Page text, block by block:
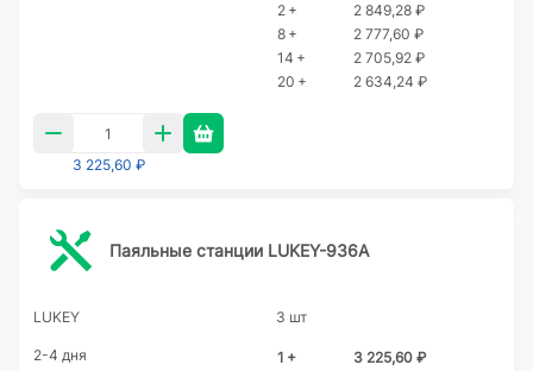
2 +
2 849,28 ₽
8 +
2 777,60 ₽
14 +
2 705,92 ₽
20 +
2 634,24 ₽
3 225,60 ₽
Паяльные станции LUKEY-936A
LUKEY 3 шт
2-4 дня 1 +
3 225,60 ₽